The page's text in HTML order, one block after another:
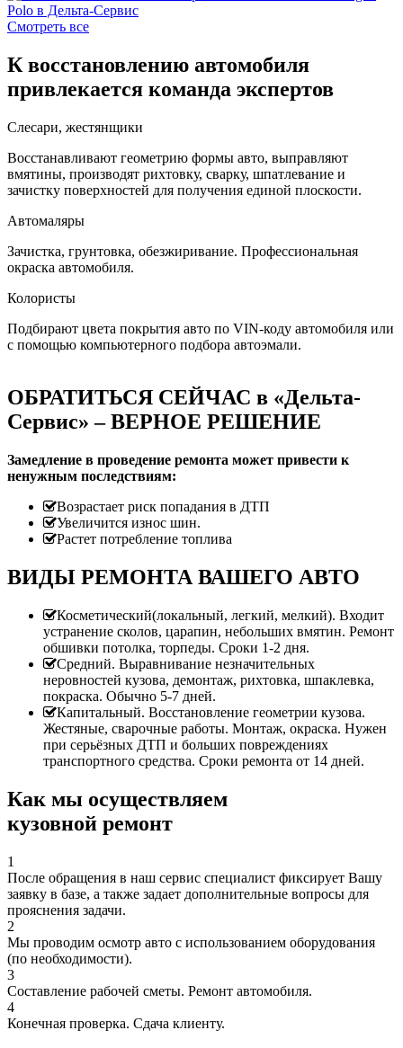
Смотреть все
К восстановлению автомобиля
привлекается команда экспертов
Слесари, жестянщики
Восстанавливают геометрию формы авто, выправляют
вмятины, производят рихтовку, сварку, шпатлевание и
зачистку поверхностей для получения единой плоскости.
Автомаляры
Зачистка, грунтовка, обезжиривание. Профессиональная
окраска автомобиля.
Колористы
Подбирают цвета покрытия авто по VIN-коду автомобиля или
с помощью компьютерного подбора автоэмали.
ОБРАТИТЬСЯ СЕЙЧАС в «Дельта-
Сервис» – ВЕРНОЕ РЕШЕНИЕ
Замедление в проведение ремонта может привести к
ненужным последствиям:
Возрастает риск попадания в ДТП
Увеличится износ шин.
Растет потребление топлива
ВИДЫ РЕМОНТА ВАШЕГО АВТО
Косметический(локальный, легкий, мелкий). Входит
устранение сколов, царапин, небольших вмятин. Ремонт
обшивки потолка, торпеды. Сроки 1-2 дня.
Средний. Выравнивание незначительных
неровностей кузова, демонтаж, рихтовка, шпаклевка,
покраска. Обычно 5-7 дней.
Капитальный. Восстановление геометрии кузова.
Жестяные, сварочные работы. Монтаж, окраска. Нужен
при серьёзных ДТП и больших повреждениях
транспортного средства. Сроки ремонта от 14 дней.
Как мы осуществляем
кузовной ремонт
1
После обращения в наш сервис специалист фиксирует Вашу
заявку в базе, а также задает дополнительные вопросы для
прояснения задачи.
2
Мы проводим осмотр авто с использованием оборудования
(по необходимости).
3
Составление рабочей сметы. Ремонт автомобиля.
4
Конечная проверка. Сдача клиенту.